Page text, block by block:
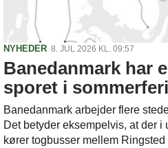
NYHEDER 8. JUL 2026 KL. 09:57
Banedanmark har
sporet i
Banedanmark arbejder flere
Det betyder eksempelvis, at der i
kører togbusser mellem